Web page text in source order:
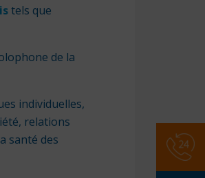
tels que
de la
individuelles,
relations
santé des